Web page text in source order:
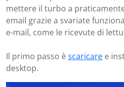
mettere il turbo a
email grazie a svariate
e-mail, come le ricevute di
Il primo passo èscaricare e
desktop.